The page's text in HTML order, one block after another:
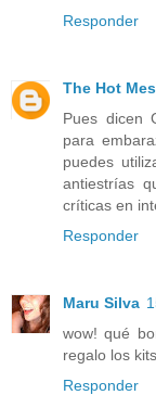
Responder
The Hot
Pues dicen
para
puedes
antiestrías
críticas en
Responder
Maru Silva
wow! qué
regalo los
Responder